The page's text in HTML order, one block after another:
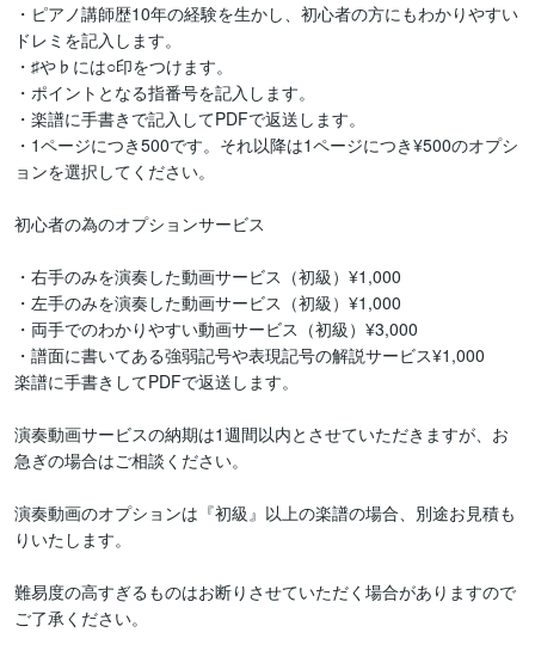
・ピアノ講師歴10年の経験を生かし、初心者の方にもわかりやすい
ドレミを記入します。
・♯や♭には○印をつけます。
・ポイントとなる指番号を記入します。
・楽譜に手書きで記入してPDFで返送します。
・1ページにつき500です。それ以降は1ページにつき¥500のオプシ
ョンを選択してください。
初心者の為のオプションサービス
・右手のみを演奏した動画サービス（初級）¥1,000
・左手のみを演奏した動画サービス（初級）¥1,000
・両手でのわかりやすい動画サービス（初級）¥3,000
・譜面に書いてある強弱記号や表現記号の解説サービス¥1,000
楽譜に手書きしてPDFで返送します。
演奏動画サービスの納期は1週間以内とさせていただきますが、お
急ぎの場合はご相談ください。
演奏動画のオプションは『初級』以上の楽譜の場合、別途お見積も
りいたします。
難易度の高すぎるものはお断りさせていただく場合がありますので
ご了承ください。